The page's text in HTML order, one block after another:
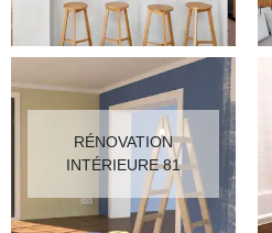
RÉNOVATION
INTÉRIEURE 81